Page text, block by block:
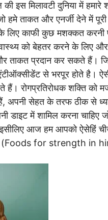
मिलावटी दुनिया में हमारे
जो हमे ताकत और एनर्जी देने में
लिए काफी कुछ मशक्कत
को बेहतर करने के लिए
ताकत प्रदान कर सकते हैं।
से भरपूर होते है।
हैं। रोगप्रतिरोधक शक्ति को
अपनी सेहत के तरफ ठीक से
डाइट में शामिल करना चाहिए
आज हम आपको ऐसेहिं
(Foods for strength in